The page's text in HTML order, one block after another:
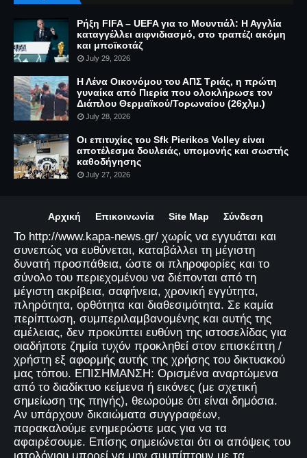
Ρήξη FIFA – UEFA για το Μουντιάλ: Η Αγγλία
καταγγέλλει αιφνιδιασμό, στο τραπέζι ακόμη
και μποϊκοτάζ
July 29, 2026
Η Λένα Οικονόμου του ΑΠΣ Τριάς, η πρώτη
γυναίκα από Πιερία που ολοκλήρωσε τον
Διάπλου Θερμαϊκού/Τορωναίου (26χλμ.)
July 28, 2026
Οι επιτυχίες του Sfk Pierikos Volley είναι
αποτέλεσμα δουλειάς, υπομονής και σωστής
καθοδήγησης
July 27, 2026
Αρχική Επικοινωνία Site Map Σύνδεση
Το http://www.kapa-news.gr/ χωρίς να εγγυάται και
συνεπώς να ευθύνεται, καταβάλλει τη μέγιστη
δυνατή προσπάθεια, ώστε οι πληροφορίες και το
σύνολο του περιεχομένου να διέπονται από τη
μέγιστη ακρίβεια, σαφήνεια, χρονική εγγύτητα,
πληρότητα, ορθότητα και διαθεσιμότητα. Σε καμία
περίπτωση, συμπεριλαμβανομένης και αυτής της
αμέλειας, δεν προκύπτει ευθύνη της ιστοσελίδας για
οιαδήποτε ζημία τυχόν προκληθεί στον επισκέπτη /
χρήστη εξ αφορμής αυτής της χρήσης του δικτυακού
μας τόπου. ΕΠΙΣΗΜΑΝΣΗ: Ορισμένα αναρτώμενα
από το διαδίκτυο κείμενα ή εικόνες (με σχετική
σημείωση της πηγής), θεωρούμε ότι είναι δημόσια.
Αν υπάρχουν δικαιώματα συγγραφέων,
παρακαλούμε ενημερώστε μας για να τα
αφαιρέσουμε. Επίσης σημειώνεται ότι οι απόψεις του